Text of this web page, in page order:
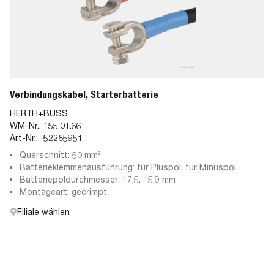
Verbindungskabel, Starterbatterie
HERTH+BUSS
WM-Nr.: 155.01.66
Art-Nr.: 52285951
Querschnitt: 50 mm²
Batterieklemmenausführung: für Pluspol, für Minuspol
Batteriepoldurchmesser: 17,5, 15,9 mm
Montageart: gecrimpt
Filiale wählen